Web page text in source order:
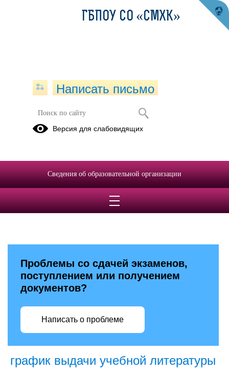
Проблемы со сдачей экзаменов,
поступлением или получением
документов?
Написать о проблеме
график выдачи учебной литературы
ГБПОУ СО «СМХК»
Написать письмо
Версия для слабовидящих
Сведения об образовательной организации